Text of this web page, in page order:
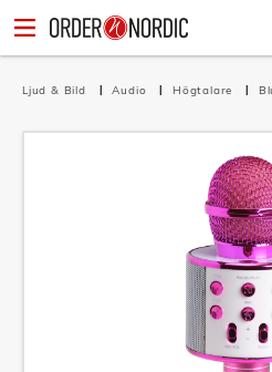
Ljud & Bild Audio Högtalare